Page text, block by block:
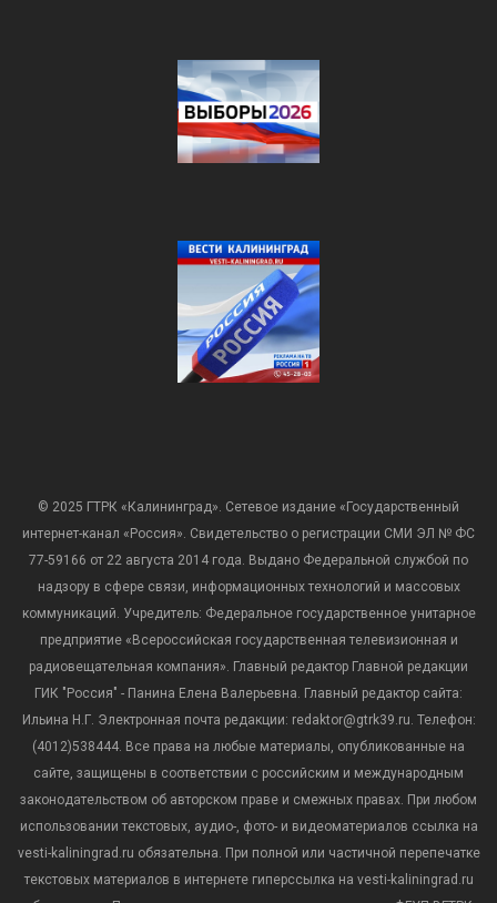
© 2025 ГТРК «Калининград». Сетевое издание «Государственный
интернет-канал «Россия». Свидетельство о регистрации СМИ ЭЛ № ФС
77-59166 от 22 августа 2014 года. Выдано Федеральной службой по
надзору в сфере связи, информационных технологий и массовых
коммуникаций. Учредитель: Федеральное государственное унитарное
предприятие «Всероссийская государственная телевизионная и
радиовещательная компания». Главный редактор Главной редакции
ГИК "Россия" - Панина Елена Валерьевна. Главный редактор сайта:
Ильина Н.Г. Электронная почта редакции: redaktor@gtrk39.ru. Телефон:
(4012)538444. Все права на любые материалы, опубликованные на
сайте, защищены в соответствии с российским и международным
законодательством об авторском праве и смежных правах. При любом
использовании текстовых, аудио-, фото- и видеоматериалов ссылка на
vesti-kaliningrad.ru обязательна. При полной или частичной перепечатке
текстовых материалов в интернете гиперссылка на vesti-kaliningrad.ru